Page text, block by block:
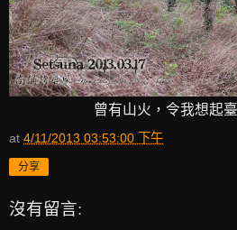
曾有山火，令我想起
at 4/11/2013 03:53:00 下午
分享
沒有留言: